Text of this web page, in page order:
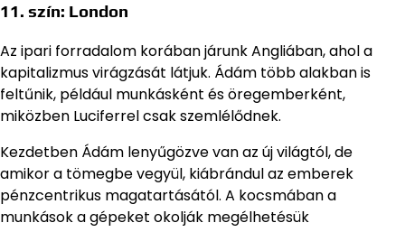
11. szín: London
Az ipari forradalom korában járunk Angliában, ahol a
kapitalizmus virágzását látjuk. Ádám több alakban is
feltűnik, például munkásként és öregemberként,
miközben Luciferrel csak szemlélődnek.
Kezdetben Ádám lenyűgözve van az új világtól, de
amikor a tömegbe vegyül, kiábrándul az emberek
pénzcentrikus magatartásától. A kocsmában a
munkások a gépeket okolják megélhetésük